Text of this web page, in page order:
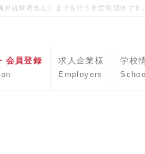
経験者含む）までを行う非営利団体です。
会員登録 求人企業様
Employers
学校
School